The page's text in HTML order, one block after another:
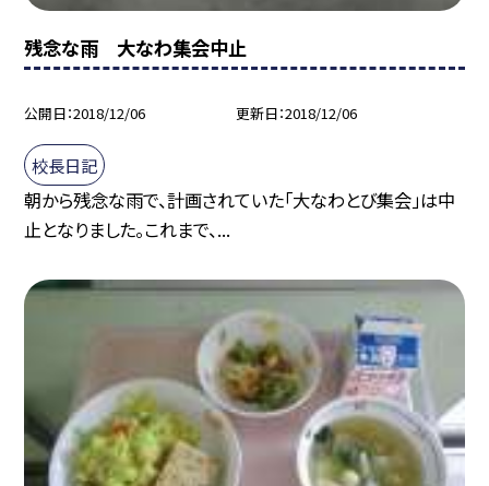
残念な雨 大なわ集会中止
公開日 2018/12/06 更新日 2018/12/06
校長日記
朝から残念な雨で、計画されていた「大なわとび集会」は中
止となりました。これまで、...